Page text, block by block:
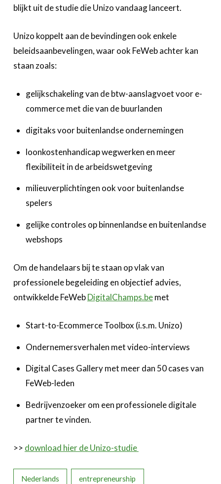
blijkt uit de studie die Unizo vandaag lanceert.
Unizo koppelt aan de bevindingen ook enkele
beleidsaanbevelingen, waar ook FeWeb achter kan
staan zoals:
gelijkschakeling van de btw-aanslagvoet voor e-
commerce met die van de buurlanden
digitaks voor buitenlandse ondernemingen
loonkostenhandicap wegwerken en meer
flexibiliteit in de arbeidswetgeving
milieuverplichtingen ook voor buitenlandse
spelers
gelijke controles op binnenlandse en buitenlandse
webshops
Om de handelaars bij te staan op vlak van
professionele begeleiding en objectief advies,
ontwikkelde FeWebDigitalChamps.bemet
Start-to-Ecommerce Toolbox (i.s.m. Unizo)
Ondernemersverhalen met video-interviews
Digital Cases Gallery met meer dan 50 cases van
FeWeb-leden
Bedrijvenzoeker om een professionele digitale
partner te vinden.
>> download hier de Unizo-studie
Nederlands entrepreneurship